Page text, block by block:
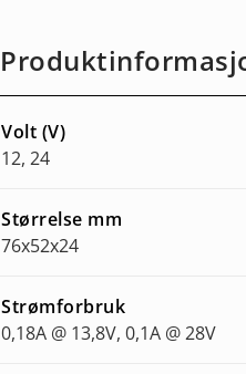
Volt (V)
12, 24
Størrelse mm
76x52x24
Strømforbruk
0,18A @ 13,8V, 0,1A @ 28V